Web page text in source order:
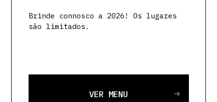
Brinde connosco a 2026! Os lugares
são limitados.
VER MENU